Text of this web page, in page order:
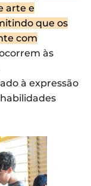
arte e
que os
com
às
à expressão